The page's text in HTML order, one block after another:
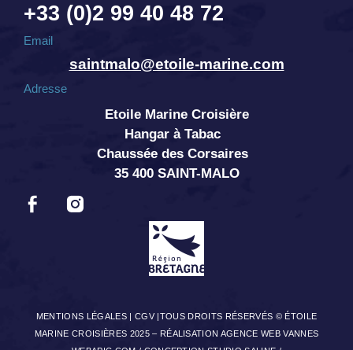
+33 (0)2 99 40 48 72
Email
saintmalo@etoile-marine.com
Adresse
Etoile Marine Croisière
Hangar à Tabac
Chaussée des Corsaires
35 400 SAINT-MALO
MENTIONS LÉGALES |CGV |TOUS DROITS RÉSERVÉS © ÉTOILE
MARINE CROISIÈRES 2025 – RÉALISATION AGENCE WEB VANNES